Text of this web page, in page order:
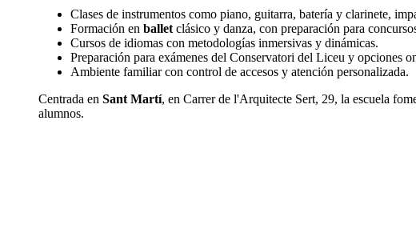
Clases de instrumentos como piano, guitarra, batería y clarinete,
Formación en ballet clásico y danza, con preparación para
Cursos de idiomas con metodologías inmersivas y dinámicas.
Preparación para exámenes del Conservatori del Liceu y opciones
Ambiente familiar con control de accesos y atención personalizada.
Centrada en Sant Martí, en Carrer de l'Arquitecte Sert, 29, la escuela
alumnos.